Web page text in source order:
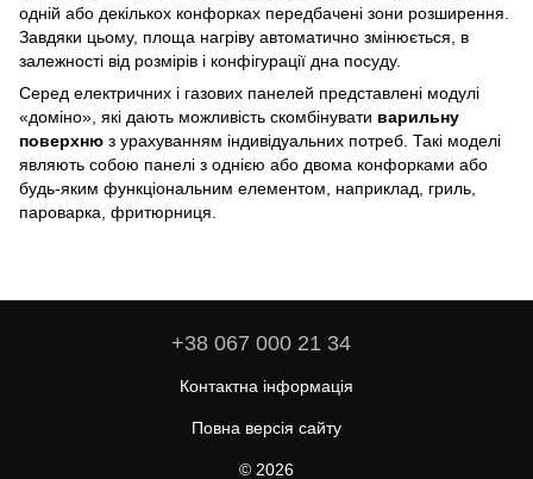
одній або декількох конфорках передбачені зони розширення.
Завдяки цьому, площа нагріву автоматично змінюється, в
залежності від розмірів і конфігурації дна посуду.
Серед електричних і газових панелей представлені модулі
«доміно», які дають можливість скомбінувати варильну
поверхню з урахуванням індивідуальних потреб. Такі моделі
являють собою панелі з однією або двома конфорками або
будь-яким функціональним елементом, наприклад, гриль,
пароварка, фритюрниця.
+38 067 000 21 34
Контактна інформація
Повна версія сайту
© 2026